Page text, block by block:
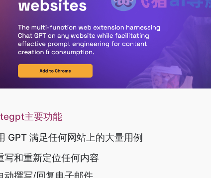
主要功能
GPT 满足任何网站上的大量用例
写和重新定位任何内容